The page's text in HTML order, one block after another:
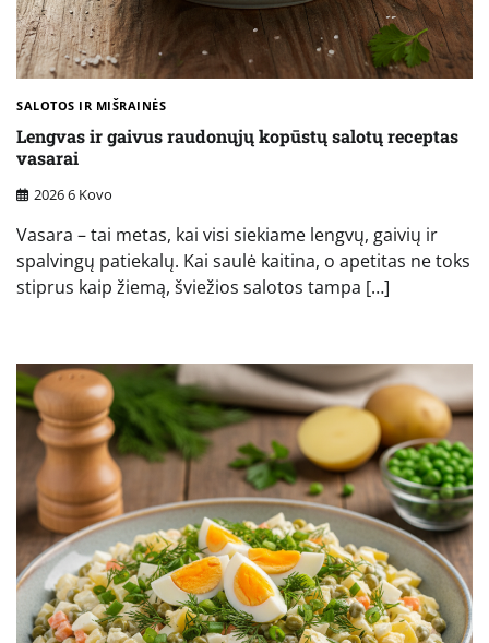
SALOTOS IR MIŠRAINĖS
Lengvas ir gaivus raudonųjų kopūstų salotų receptas
vasarai
2026 6 Kovo
Vasara – tai metas, kai visi siekiame lengvų, gaivių ir
spalvingų patiekalų. Kai saulė kaitina, o apetitas ne toks
stiprus kaip žiemą, šviežios salotos tampa […]